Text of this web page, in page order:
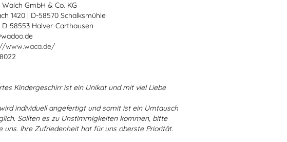
GmbH & Co. KG
1420 | D-58570 Schalksmühle
D-58553 Halver-Carthausen
www.waca.de/
Kindergeschirr ist ein Unikat und mit viel Liebe
individuell angefertigt und somit ist ein Umtausch
Sollten es zu Unstimmigkeiten kommen, bitte
uns. Ihre Zufriedenheit hat für uns oberste Priorität.